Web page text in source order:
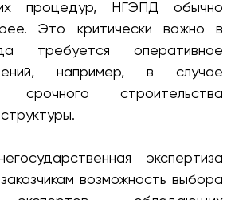
процедур, НГЭПД обычно
Это критически важно в
требуется оперативное
например, в случае
срочного строительства
экспертиза
возможность выбора